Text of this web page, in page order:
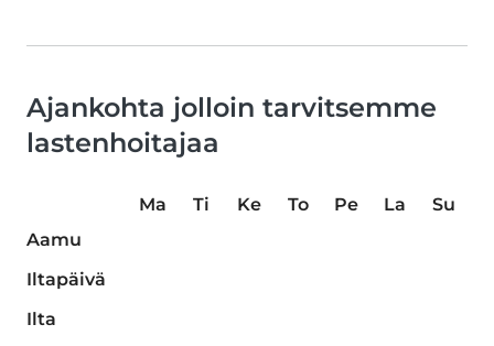
Ajankohta jolloin tarvitsemme
lastenhoitajaa
Ma Ti Ke To Pe La
Su
Aamu
Iltapäivä
Ilta